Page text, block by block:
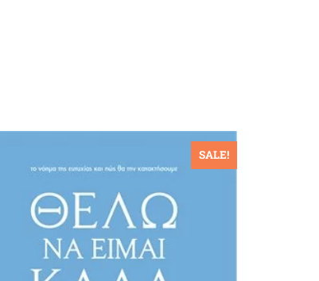
SALE!